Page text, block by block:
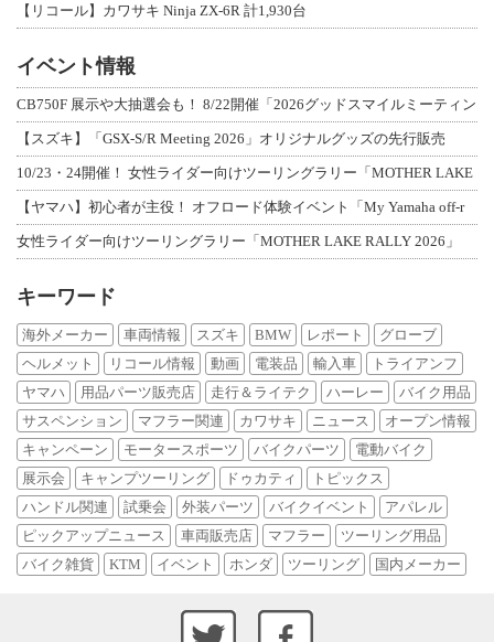
【リコール】カワサキ Ninja ZX-6R 計1,930台
イベント情報
CB750F 展示や大抽選会も！ 8/22開催「2026グッドスマイルミーティン
【スズキ】「GSX-S/R Meeting 2026」オリジナルグッズの先行販売
10/23・24開催！ 女性ライダー向けツーリングラリー「MOTHER LAKE
【ヤマハ】初心者が主役！ オフロード体験イベント「My Yamaha off-r
女性ライダー向けツーリングラリー「MOTHER LAKE RALLY 2026」
キーワード
海外メーカー 車両情報 スズキ BMW レポート
グローブ
ヘルメット
リコール情報 動画 電装品 輸入車
トライアンフ
ヤマハ
用品パーツ販売店 走行＆ライテク ハーレー
バイク用品
サスペンション
マフラー関連 カワサキ ニュース
オープン情報
キャンペーン
モータースポーツ バイクパーツ
電動バイク
展示会
キャンプツーリング ドゥカティ
トピックス
ハンドル関連
試乗会 外装パーツ バイクイベント
アパレル
ピックアップニュース
車両販売店 マフラー
ツーリング用品
バイク雑貨
KTM イベント ホンダ ツーリング 国内メーカー